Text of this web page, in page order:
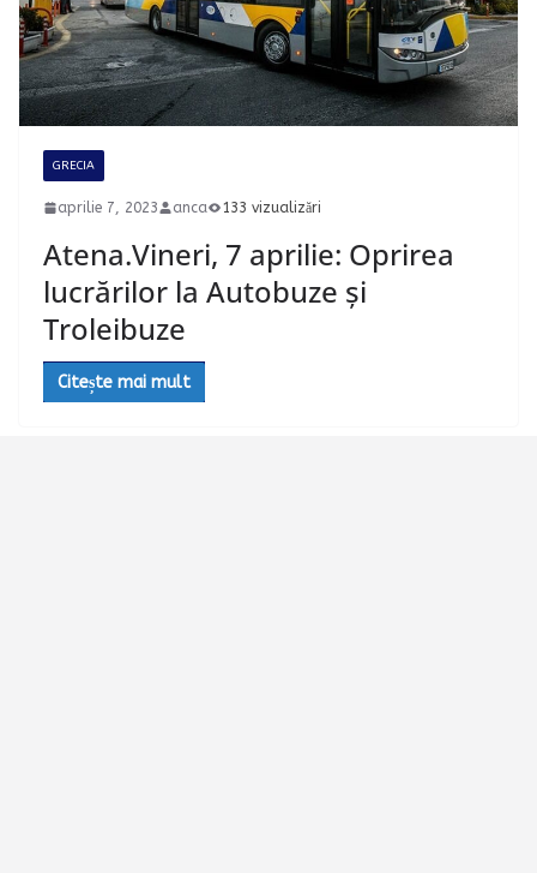
GRECIA
aprilie 7, 2023 anca 133 vizualizări
Atena.Vineri, 7 aprilie: Oprirea
lucrărilor la Autobuze și
Troleibuze
Citește mai mult